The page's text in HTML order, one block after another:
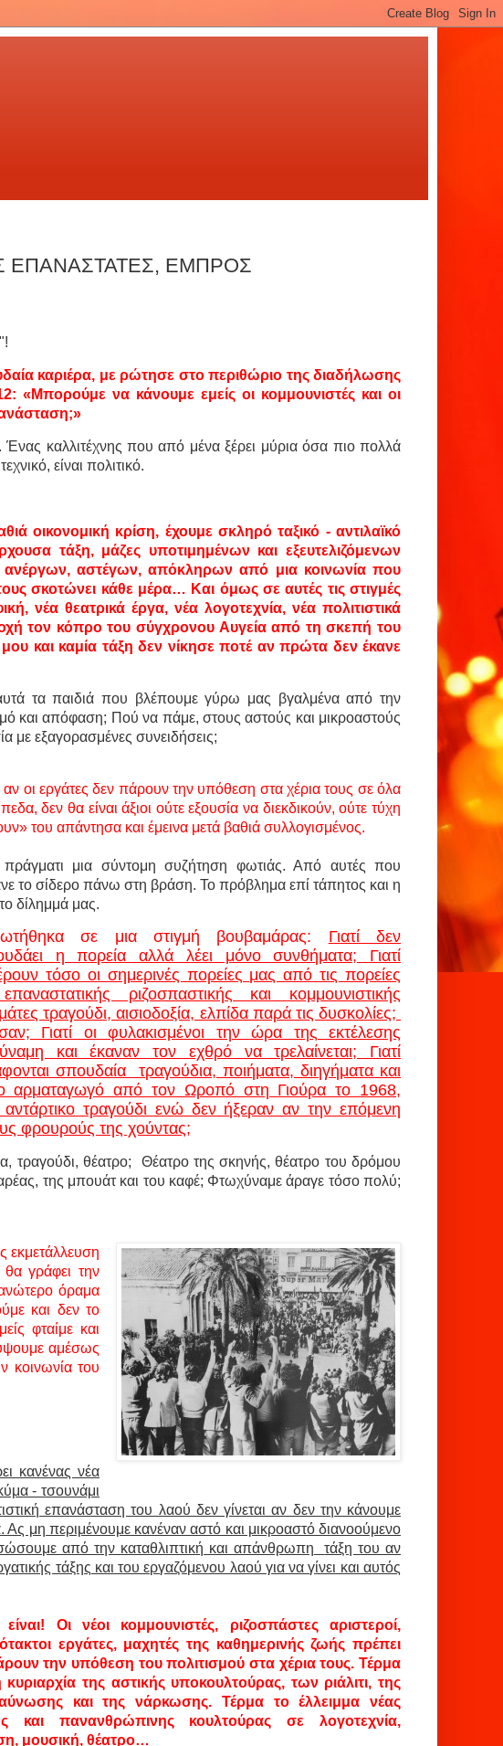
ΕΠΑΝΑΣΤΑΤΕΣ, ΕΜΠΡΟΣ
καριέρα, με ρώτησε στο περιθώριο της διαδήλωσης
«Μπορούμε να κάνουμε εμείς οι κομμουνιστές και οι
Ένας καλλιτέχνης που από μένα ξέρει μύρια όσα πιο πολλά
είναι πολιτικό.
οικονομική κρίση, έχουμε σκληρό ταξικό - αντιλαϊκό
τάξη, μάζες υποτιμημένων και εξευτελιζόμενων
αστέγων, απόκληρων από μια κοινωνία που
σκοτώνει κάθε μέρα… Και όμως σε αυτές τις στιγμές
νέα θεατρικά έργα, νέα λογοτεχνία, νέα πολιτιστικά
τον κόπρο του σύγχρονου Αυγεία από τη σκεπή του
και καμία τάξη δεν νίκησε ποτέ αν πρώτα δεν έκανε
τα παιδιά που βλέπουμε γύρω μας βγαλμένα από την
και απόφαση; Πού να πάμε, στους αστούς και μικροαστούς
με εξαγορασμένες συνειδήσεις;
οι εργάτες δεν πάρουν την υπόθεση στα χέρια τους σε όλα
δεν θα είναι άξιοι ούτε εξουσία να διεκδικούν, ούτε τύχη
του απάντησα και έμεινα μετά βαθιά συλλογισμένος.
μια σύντομη συζήτηση φωτιάς. Από αυτές που
το σίδερο πάνω στη βράση. Το πρόβλημα επί τάπητος και η
δίλημμά μας.
σε μια στιγμή βουβαμάρας: Γιατί δεν
η πορεία αλλά λέει μόνο συνθήματα; Γιατί
τόσο οι σημερινές πορείες μας από τις πορείες
ριζοσπαστικής και κομμουνιστικής
τραγούδι, αισιοδοξία, ελπίδα παρά τις δυσκολίες;
Γιατί οι φυλακισμένοι την ώρα της εκτέλεσης
και έκαναν τον εχθρό να τρελαίνεται; Γιατί
σπουδαία τραγούδια, ποιήματα, διηγήματα και
αρματαγωγό από τον Ωροπό στη Γιούρα το 1968,
τραγούδι ενώ δεν ήξεραν αν την επόμενη
φρουρούς της χούντας;
τραγούδι, θέατρο;
Θέατρο της σκηνής, θέατρο του δρόμου
της μπουάτ και του καφέ; Φτωχύναμε άραγε τόσο πολύ;
εκμετάλλευση
θα γράφει την
ανώτερο όραμα
και δεν το
φταίμε και
αμέσως
κοινωνία του
κανένας νέα
- τσουνάμι
επανάσταση του λαού δεν γίνεται αν δεν την κάνουμε
μη περιμένουμε κανέναν αστό και μικροαστό διανοούμενο
από την καταθλιπτική και απάνθρωπη
τάξη του αν
τάξης και του εργαζόμενου λαού για να γίνει και αυτός
Οι νέοι κομμουνιστές, ριζοσπάστες αριστεροί,
εργάτες, μαχητές της καθημερινής ζωής πρέπει
την υπόθεση του πολιτισμού στα χέρια τους. Τέρμα
της αστικής υποκουλτούρας, των ριάλιτι, της
και της νάρκωσης. Τέρμα το έλλειμμα νέας
και πανανθρώπινης κουλτούρας σε λογοτεχνία,
μουσική, θέατρο…